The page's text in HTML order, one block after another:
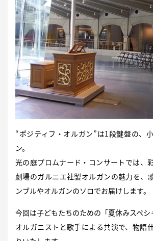
“ポジティフ・オルガン”は1段鍵盤の、
ン。
光の庭プロムナード・コンサートでは、
劇場のガルニエ社製オルガンの魅力を、
ンブルやオルガンのソロでお届けします。
今回は子どもたちのための「夏休みスペシ
オルガニストと歌手による共演で、物語